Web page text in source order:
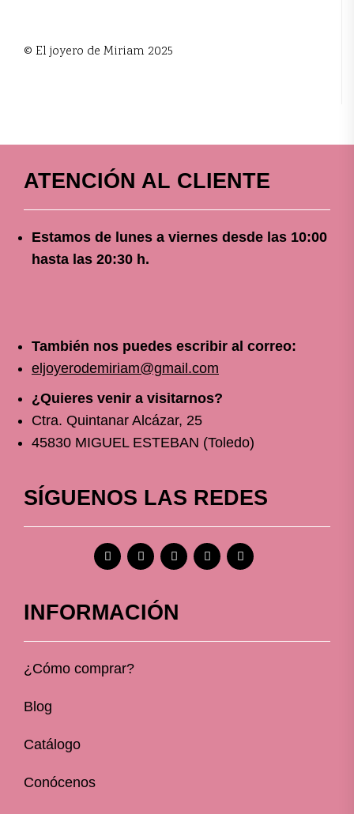
© El joyero de Miriam 2025
ATENCIÓN AL CLIENTE
Estamos de lunes a viernes desde las 10:00
hasta las 20:30 h.
También nos puedes escribir al correo:
eljoyerodemiriam@gmail.com
¿Quieres venir a visitarnos?
Ctra. Quintanar Alcázar, 25
45830 MIGUEL ESTEBAN (Toledo)
SÍGUENOS LAS REDES
INFORMACIÓN
¿Cómo comprar?
Blog
Catálogo
Conócenos